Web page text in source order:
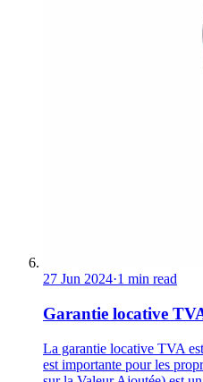
27 Jun 2024·1 min read
Garantie locative
La garantie locative TVA
est importante pour les